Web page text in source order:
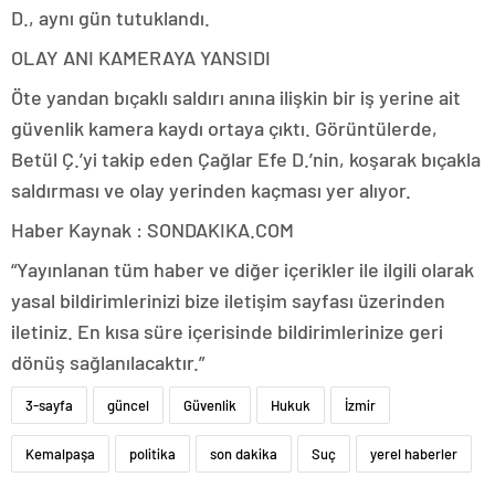
D., aynı gün tutuklandı.
OLAY ANI KAMERAYA YANSIDI
Öte yandan bıçaklı saldırı anına ilişkin bir iş yerine ait
güvenlik kamera kaydı ortaya çıktı. Görüntülerde,
Betül Ç.’yi takip eden Çağlar Efe D.’nin, koşarak bıçakla
saldırması ve olay yerinden kaçması yer alıyor.
Haber Kaynak : SONDAKIKA.COM
“Yayınlanan tüm haber ve diğer içerikler ile ilgili olarak
yasal bildirimlerinizi bize iletişim sayfası üzerinden
iletiniz. En kısa süre içerisinde bildirimlerinize geri
dönüş sağlanılacaktır.”
3-sayfa güncel Güvenlik Hukuk İzmir
Kemalpaşa politika son dakika Suç yerel haberler